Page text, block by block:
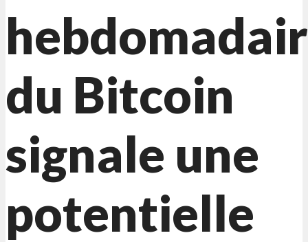
du Bitcoin
signale une
potentielle